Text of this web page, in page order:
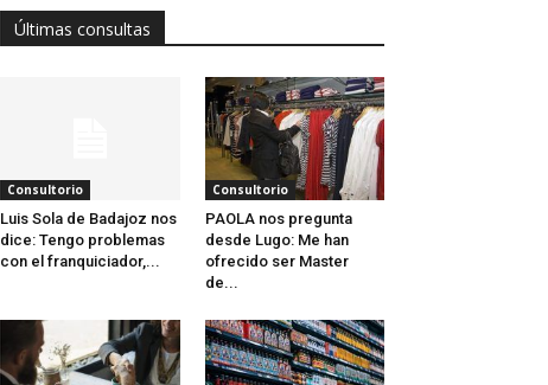
Últimas consultas
Consultorio
Luis Sola de Badajoz nos
dice: Tengo problemas
con el franquiciador,...
Consultorio
PAOLA nos pregunta
desde Lugo: Me han
ofrecido ser Master
de...